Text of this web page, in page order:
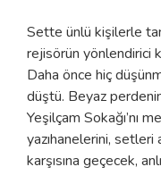
Sette ünlü kişilerle
rejisörün yönlendirici
Daha önce hiç
düştü. Beyaz perdenin
Yeşilçam Sokağı’nı
yazıhanelerini,
karşısına geçecek,